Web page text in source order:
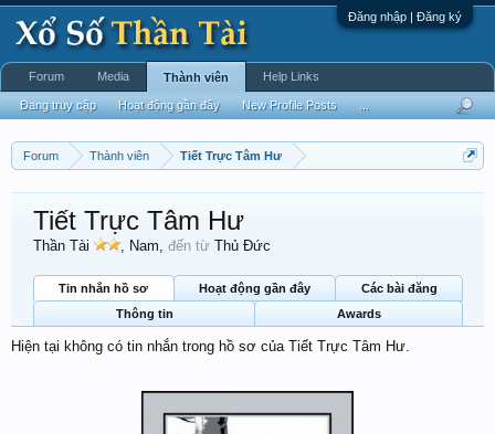
Đăng nhập | Đăng ký
Forum Thành viên Tiết Trực Tâm Hư
Tiết Trực Tâm Hư
Thần Tài , Nam, đến từ Thủ Đức
Tin nhắn hồ sơ Hoạt động gần đây
Các bài đăng
Thông tin
Awards
Hiện tại không có tin nhắn trong hồ sơ của Tiết Trực Tâm Hư.
Forum Media Thành viên
Đang truy cập Hoạt động gần đây New Profile Posts
Help Links